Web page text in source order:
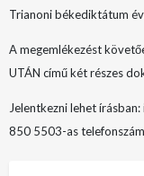
Trianoni békediktátum
A megemlékezést
UTÁN című két részes
Jelentkezni lehet
850 5503-as